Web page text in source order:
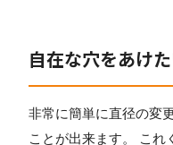
自在な穴をあけ
非常に簡単に直径の変
ことが出来ます。 これ